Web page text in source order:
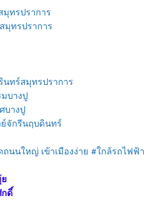
มุทรปราการ
มุทรปราการ
นทร์สมุทรปราการ
บางปู
บางปู
จักรีนฤบดินทร์
นนใหญ่ เข้าเมืองง่าย #ใกล้รถไฟฟ้า
ดิ์